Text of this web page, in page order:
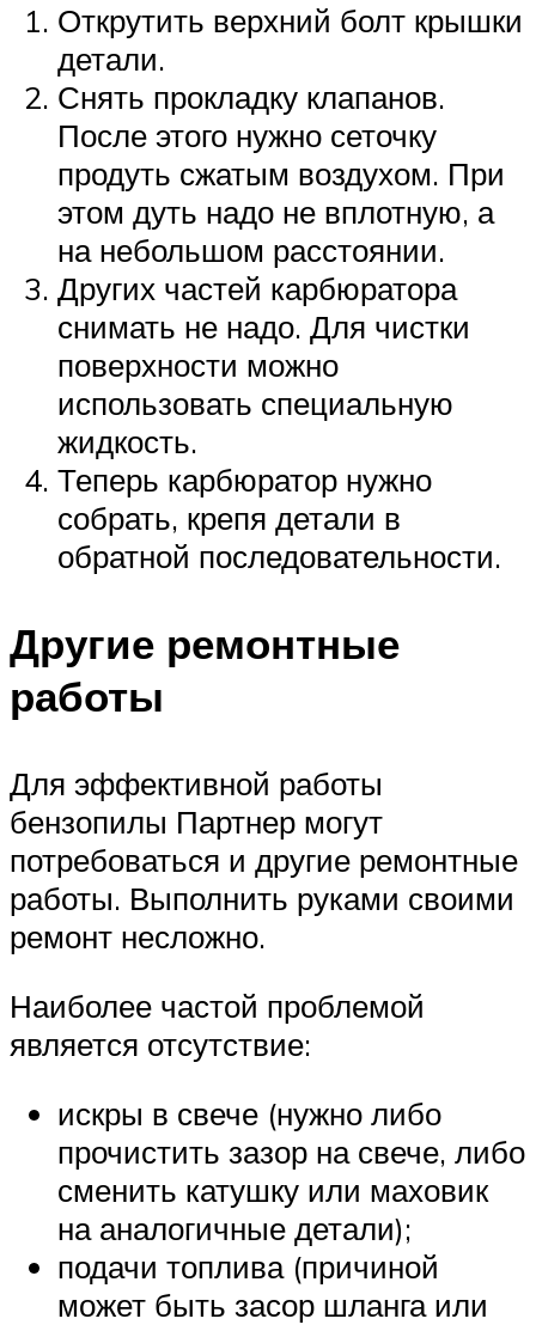
Открутить верхний болт крышки
детали.
Снять прокладку клапанов.
После этого нужно сеточку
продуть сжатым воздухом. При
этом дуть надо не вплотную, а
на небольшом расстоянии.
Других частей карбюратора
снимать не надо. Для чистки
поверхности можно
использовать специальную
жидкость.
Теперь карбюратор нужно
собрать, крепя детали в
обратной последовательности.
Другие ремонтные
работы
Для эффективной работы
бензопилы Партнер могут
потребоваться и другие ремонтные
работы. Выполнить руками своими
ремонт несложно.
Наиболее частой проблемой
является отсутствие:
искры в свече (нужно либо
прочистить зазор на свече, либо
сменить катушку или маховик
на аналогичные детали);
подачи топлива (причиной
может быть засор шланга или